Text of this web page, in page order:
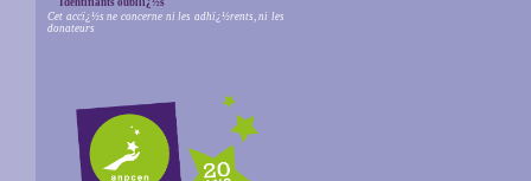
Identifiants oubliï¿½s
Cet accï¿½s ne concerne ni les adhï¿½rents, ni les
donateurs